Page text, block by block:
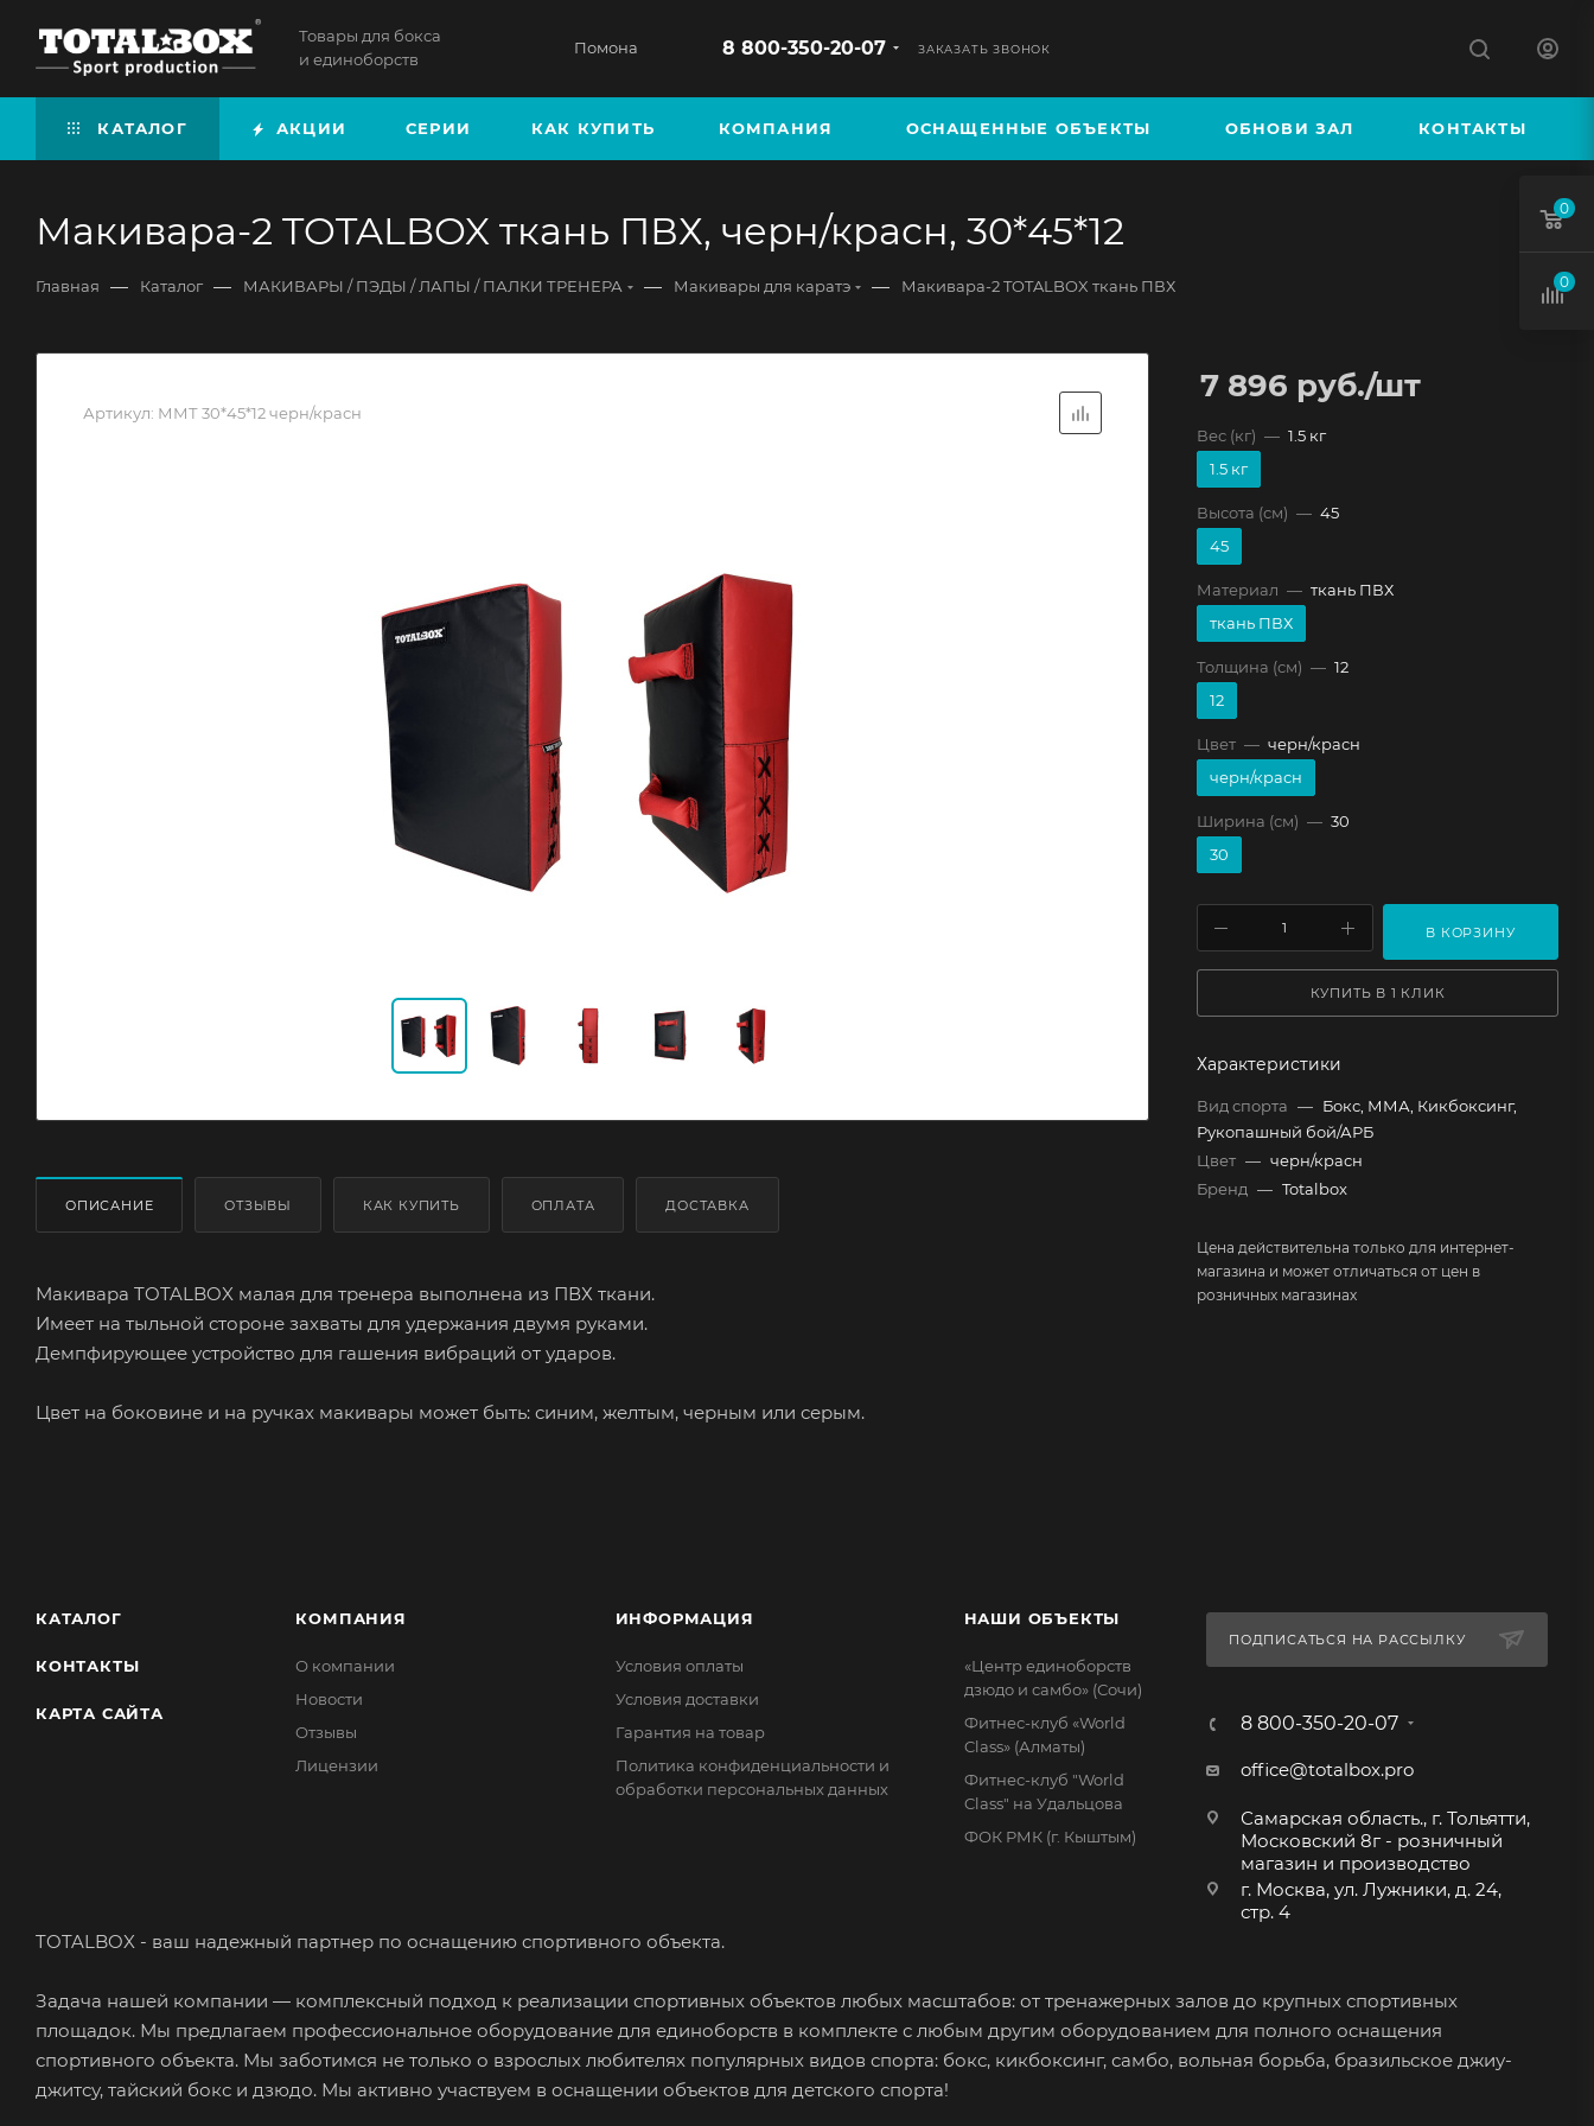
Товары для бокса
и единоборств
Помона 8 800-350-20-07 ЗАКАЗАТЬ ЗВОНОК
КАТАЛОГ АКЦИИ СЕРИИ КАК КУПИТЬ КОМПАНИЯ ОСНАЩЕННЫЕ ОБЪЕКТЫ ОБНОВИ ЗАЛ КОНТАКТЫ
Макивара-2 TOTALBOX ткань ПВХ, черн/красн, 30*45*12
Главная — Каталог — МАКИВАРЫ / ПЭДЫ / ЛАПЫ / ПАЛКИ ТРЕНЕРА — Макивары для каратэ — Макивара-2 TOTALBOX ткань ПВХ
Артикул: ММТ 30*45*12 черн/красн
ОПИСАНИЕ ОТЗЫВЫ КАК КУПИТЬ ОПЛАТА ДОСТАВКА
Макивара TOTALBOX малая для тренера выполнена из ПВХ ткани.
Имеет на тыльной стороне захваты для удержания двумя руками.
Демпфирующее устройство для гашения вибраций от ударов.
Цвет на боковине и на ручках макивары может быть: синим, желтым, черным или серым.
7 896 руб./шт
Вес (кг) — 1.5 кг
1.5 кг
Высота (см) — 45
45
Материал — ткань ПВХ
ткань ПВХ
Толщина (см) — 12
12
Цвет — черн/красн
черн/красн
Ширина (см) — 30
30
В КОРЗИНУ
КУПИТЬ В 1 КЛИК
Характеристики
Вид спорта — Бокс, ММА, Кикбоксинг,
Рукопашный бой/АРБ
Цвет — черн/красн
Бренд — Totalbox
Цена действительна только для интернет-
магазина и может отличаться от цен в
розничных магазинах
КАТАЛОГ
КОНТАКТЫ
КАРТА САЙТА
КОМПАНИЯ
О компании
Новости
Отзывы
Лицензии
ИНФОРМАЦИЯ
Условия оплаты
Условия доставки
Гарантия на товар
Политика конфиденциальности и
обработки персональных данных
НАШИ ОБЪЕКТЫ
«Центр единоборств
дзюдо и самбо» (Сочи)
Фитнес-клуб «World
Class» (Алматы)
Фитнес-клуб "World
Class" на Удальцова
ФОК РМК (г. Кыштым)
ПОДПИСАТЬСЯ НА РАССЫЛКУ
8 800-350-20-07
office@totalbox.pro
Самарская область., г. Тольятти,
Московский 8г - розничный
магазин и производство
г. Москва, ул. Лужники, д. 24,
стр. 4
TOTALBOX - ваш надежный партнер по оснащению спортивного объекта.
Задача нашей компании — комплексный подход к реализации спортивных объектов любых масштабов: от тренажерных залов до крупных спортивных
площадок. Мы предлагаем профессиональное оборудование для единоборств в комплекте с любым другим оборудованием для полного оснащения
спортивного объекта. Мы заботимся не только о взрослых любителях популярных видов спорта: бокс, кикбоксинг, самбо, вольная борьба, бразильское джиу-
джитсу, тайский бокс и дзюдо. Мы активно участвуем в оснащении объектов для детского спорта!
0
0